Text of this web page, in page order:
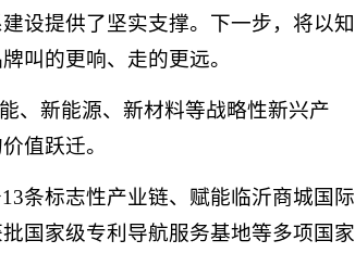
设提供了坚实支撑。下一步，将以知
叫的更响、走的更远。
、新能源、新材料等战略性新兴产
值跃迁。
条标志性产业链、赋能临沂商城国际
国家级专利导航服务基地等多项国家